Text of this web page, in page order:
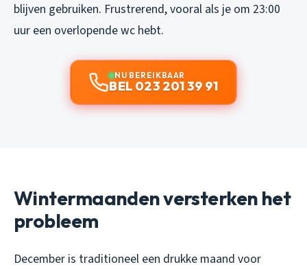
blijven gebruiken. Frustrerend, vooral als je om 23:00
uur een overlopende wc hebt.
NU BEREIKBAAR
BEL 023 201 39 91
Wintermaanden versterken het
probleem
December is traditioneel een drukke maand voor